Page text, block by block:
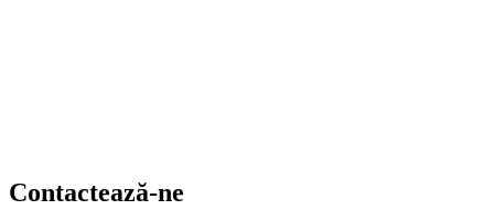
Contactează-ne